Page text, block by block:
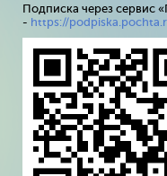
Подписка через сервис
- https://